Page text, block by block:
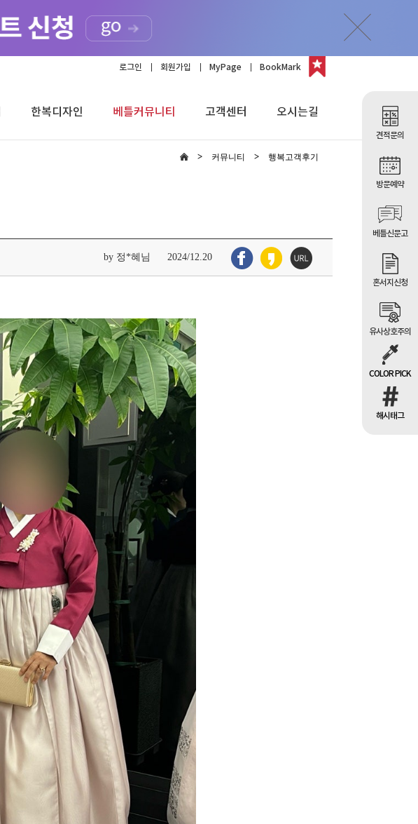
로그인 회원가입 MyPage BookMark
한복디자인 베틀커뮤니티 고객센터 오시는길
견적문의
방문예약
베틀신문고
혼서지신청
유사상호주의
COLOR PICK
해시태그
커뮤니티 행복고객후기
by 정*혜님 2024/12.20